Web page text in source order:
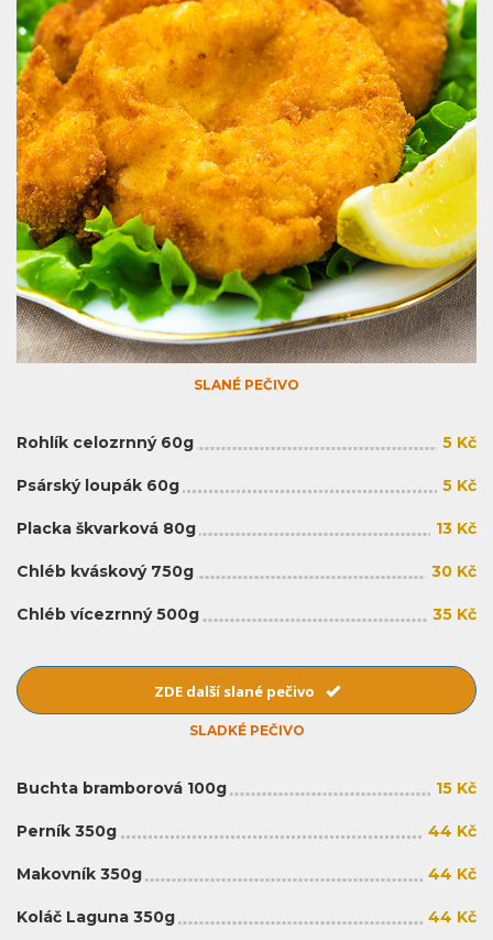
SLANÉ PEČIVO
Rohlík celozrnný 60g 5 Kč
Psárský loupák 60g 5 Kč
Placka škvarková 80g 13 Kč
Chléb kváskový 750g 30 Kč
Chléb vícezrnný 500g 35 Kč
ZDE další slané pečivo
SLADKÉ PEČIVO
Buchta bramborová 100g 15 Kč
Perník 350g 44 Kč
Makovník 350g 44 Kč
Koláč Laguna 350g 44 Kč